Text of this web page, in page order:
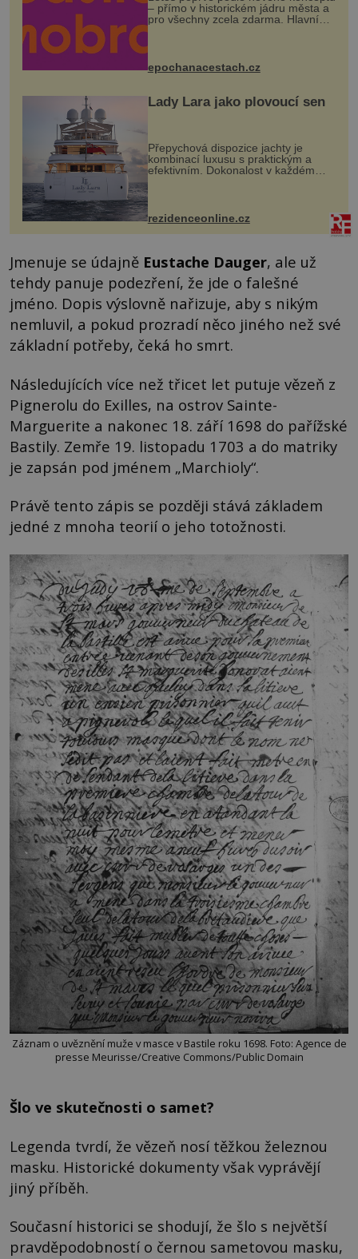
– přímo v historickém jádru města a
pro všechny zcela zdarma. Hlavní
program se odehraje na Karlově a
mohou těšit na víno, burčák, pes...
epochanacestach.cz
Lady Lara jako plovoucí sen
Přepychová dispozice jachty je
kombinací luxusu s praktickým a
efektivním. Dokonalost v každém
detailu představuje značka Fendi
Casa, kterou byly vybaveny její
paluby. Monacký přístav nabízí
každoročn...
rezidenceonline.cz
Jmenuje se údajně Eustache Dauger, ale už
tehdy panuje podezření, že jde o falešné
jméno. Dopis výslovně nařizuje, aby s nikým
nemluvil, a pokud prozradí něco jiného než své
základní potřeby, čeká ho smrt.
Následujících více než třicet let putuje vězeň z
Pignerolu do Exilles, na ostrov Sainte-
Marguerite a nakonec 18. září 1698 do pařížské
Bastily. Zemře 19. listopadu 1703 a do matriky
je zapsán pod jménem „Marchioly“.
Právě tento zápis se později stává základem
jedné z mnoha teorií o jeho totožnosti.
Záznam o uvěznění muže v masce v Bastile roku 1698. Foto: Agence de
presse Meurisse/Creative Commons/Public Domain
Šlo ve skutečnosti o samet?
Legenda tvrdí, že vězeň nosí těžkou železnou
masku. Historické dokumenty však vyprávějí
jiný příběh.
Současní historici se shodují, že šlo s největší
pravděpodobností o černou sametovou masku,